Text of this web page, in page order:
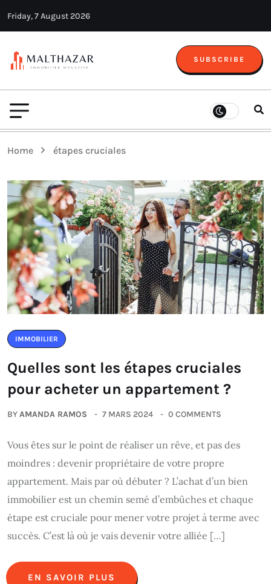
Friday, 7 August 2026
SUBSCRIBE
Home étapes cruciales
IMMOBILIER
Quelles sont les étapes cruciales
pour acheter un appartement ?
BYAMANDA RAMOS 7 MARS 2024 0 COMMENTS
Vous êtes sur le point de réaliser un rêve, et pas des
moindres : devenir propriétaire de votre propre
appartement. Mais par où débuter ? L’achat d’un bien
immobilier est un chemin semé d’embûches et chaque
étape est cruciale pour mener votre projet à terme avec
succès. C’est là où je vais devenir votre alliée […]
EN SAVOIR PLUS